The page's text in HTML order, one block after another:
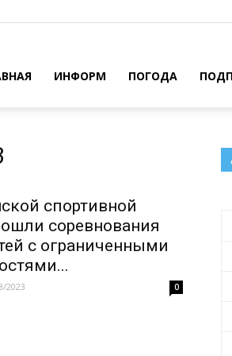
ИНФОРМ ПОГОДА
спортивной
соревнования
с ограниченными
2023 0